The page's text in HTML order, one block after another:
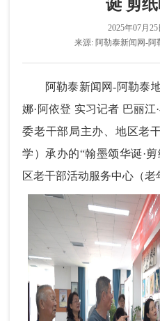
诞 剪
2025年07月25
来源: 阿勒泰新闻网-阿
阿勒泰新闻网-阿勒泰地
娜·阿依登 实习记者 巴丽
委老干部局主办、地区老
学）承办的“翰墨颂华诞·
区老干部活动服务中心（老